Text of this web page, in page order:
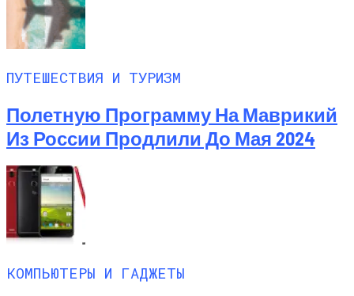
ПУТЕШЕСТВИЯ И ТУРИЗМ
Полетную Программу На Маврикий
Из России Продлили До Мая 2024
КОМПЬЮТЕРЫ И ГАДЖЕТЫ